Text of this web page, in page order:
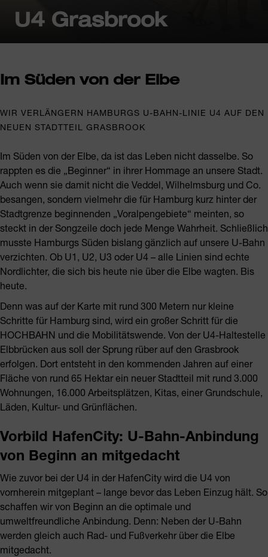
U4 Grasbrook
Im Süden von der Elbe
WIR VERLÄNGERN HAMBURGS U-BAHN-LINIE U4 AUF DEN
NEUEN STADTTEIL GRASBROOK
Im Süden von der Elbe, da ist das Leben nicht dasselbe. So
rappten es die „Beginner“ in ihrer Hommage an unsere Stadt.
Auch wenn sie damit nicht die Veddel, Wilhelmsburg und Co.
besangen, sondern vielmehr die für Hamburg kurz hinter der
Stadtgrenze beginnenden „Voralpengebiete“ meinten, so
steckt in der Songzeile doch jede Menge Wahrheit. Schließlich
musste Hamburgs Süden bislang gänzlich auf unsere U-Bahn
verzichten. Ob U1, U2, U3 oder U4 – alle Linien sind echte
Nordlichter, die sich bis heute nie über die Elbe wagten. Bis
heute.
Denn was auf der Karte mit rund 300 Metern nur kleine
Schritte für Hamburg sind, wird ein großer Schritt für die
HOCHBAHN und die Mobilitätswende. Von der U4-Haltestelle
Elbbrücken aus soll der Sprung rüber auf den Grasbrook
erfolgen. Dort entsteht in den kommenden Jahren auf einer
Fläche von rund 65 Hektar ein neuer Stadtteil mit rund 3.000
Wohnungen, 16.000 Arbeitsplätzen, Kitas, einer Grundschule,
Läden, Kultur- und Grünflächen.
Vorbild HafenCity: U-Bahn-Anbindung
von Beginn an mitgedacht
Wie zuvor bei der U4 in der HafenCity wird die U4 von
vornherein mitgeplant – lange bevor das Leben Einzug hält. So
schaffen wir von Beginn an die optimale und
umweltfreundliche Anbindung. Denn: Neben der U-Bahn
werden gleich auch Rad- und Fußverkehr über die Elbe
mitgedacht.